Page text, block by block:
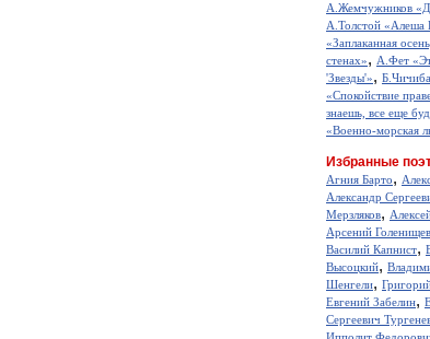
А.Жемчужников
А.Толстой «Алеша
«Заплаканная
стенах», А.Фет
'Звезды'»,
«Спокойствие
знаешь, все еще
«Военно-морская
Избранные
Агния Барто,
Александр
Мерзляков,
Арсений
Василий Капнист,
Высоцкий,
Шенгели,
Евгений Забелин,
Сергеевич